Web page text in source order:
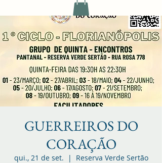
GUERREIROS DO
CORAÇÃO
qui., 21 de set.
  |
Reserva Verde Sertão